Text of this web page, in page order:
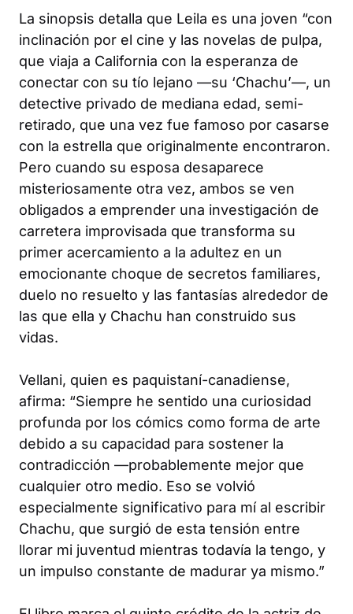
La sinopsis detalla que Leila es una joven “con
inclinación por el cine y las novelas de pulpa,
que viaja a California con la esperanza de
conectar con su tío lejano —su ‘Chachu’—, un
detective privado de mediana edad, semi-
retirado, que una vez fue famoso por casarse
con la estrella que originalmente encontraron.
Pero cuando su esposa desaparece
misteriosamente otra vez, ambos se ven
obligados a emprender una investigación de
carretera improvisada que transforma su
primer acercamiento a la adultez en un
emocionante choque de secretos familiares,
duelo no resuelto y las fantasías alrededor de
las que ella y Chachu han construido sus
vidas.
Vellani, quien es paquistaní-canadiense,
afirma: “Siempre he sentido una curiosidad
profunda por los cómics como forma de arte
debido a su capacidad para sostener la
contradicción —probablemente mejor que
cualquier otro medio. Eso se volvió
especialmente significativo para mí al escribir
Chachu, que surgió de esta tensión entre
llorar mi juventud mientras todavía la tengo, y
un impulso constante de madurar ya mismo.”